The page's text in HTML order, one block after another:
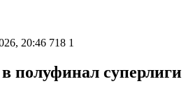
20:46 718 1
полуфинал суперлиги